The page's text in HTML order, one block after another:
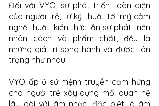
Đối với VYO, sự phát triển toàn diện
của người trẻ, từ kỹ thuật tới mỹ cảm
nghệ thuật, kiến thức lẫn sự phát triển
nhân cách và phẩm chất, đều là
những giá trị song hành và được tôn
trọng như nhau.
VYO ấp ủ sứ mệnh truyền cảm hứng
cho người trẻ xây dựng mối quan hệ
lâu dài với âm nhạc, đặc biệt là âm